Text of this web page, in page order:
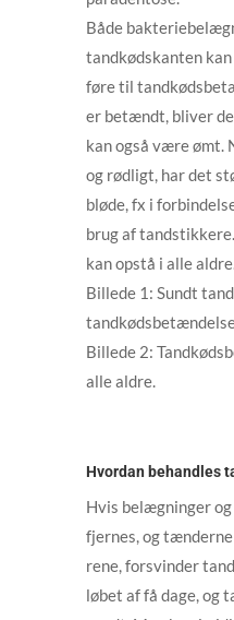
Både
tandkødskanten
føre til
er betændt, bliver
kan også være ømt.
og rødligt, har det
bløde, fx i
brug af
kan opstå i alle
Billede 1: Sundt
Billede 2:
alle aldre.
Hvordan behandles
Hvis belægninger
fjernes, og
rene, forsvinder
løbet af få dage, og